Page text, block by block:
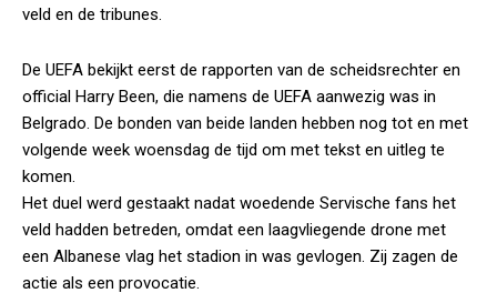
veld en de tribunes.
De UEFA bekijkt eerst de rapporten van de scheidsrechter en
official Harry Been, die namens de UEFA aanwezig was in
Belgrado. De bonden van beide landen hebben nog tot en met
volgende week woensdag de tijd om met tekst en uitleg te
komen.
Het duel werd gestaakt nadat woedende Servische fans het
veld hadden betreden, omdat een laagvliegende drone met
een Albanese vlag het stadion in was gevlogen. Zij zagen de
actie als een provocatie.